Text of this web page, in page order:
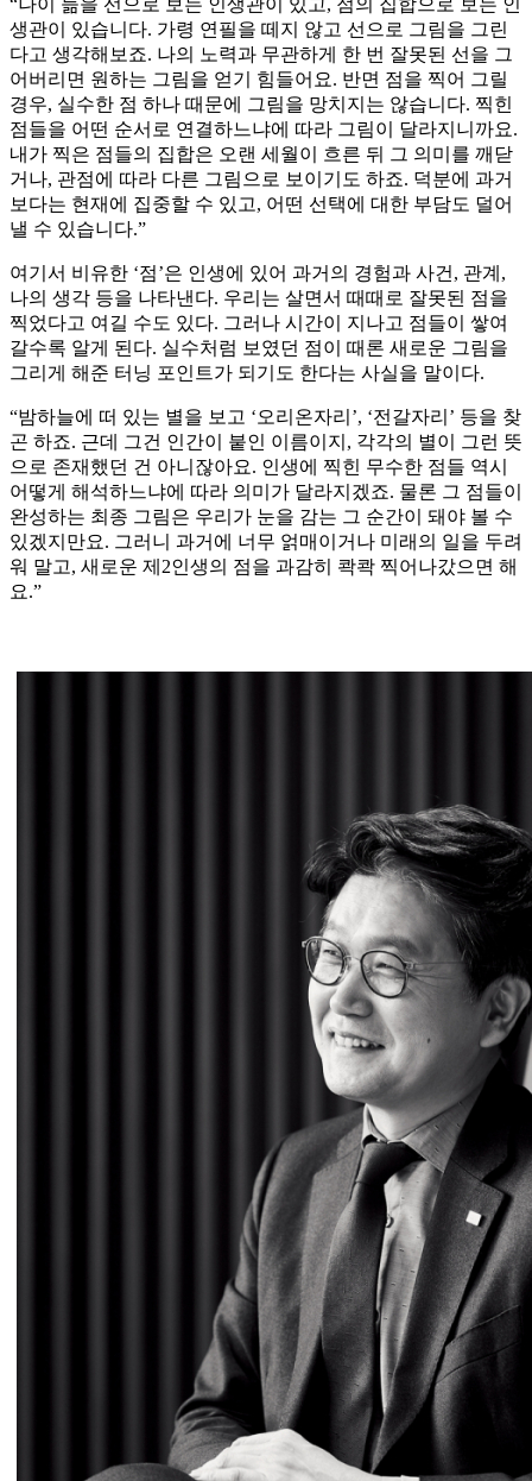
“나이 듦을 선으로 보는 인생관이 있고, 점의 집합으로 보는 인
생관이 있습니다. 가령 연필을 떼지 않고 선으로 그림을 그린
다고 생각해보죠. 나의 노력과 무관하게 한 번 잘못된 선을 그
어버리면 원하는 그림을 얻기 힘들어요. 반면 점을 찍어 그릴
경우, 실수한 점 하나 때문에 그림을 망치지는 않습니다. 찍힌
점들을 어떤 순서로 연결하느냐에 따라 그림이 달라지니까요.
내가 찍은 점들의 집합은 오랜 세월이 흐른 뒤 그 의미를 깨닫
거나, 관점에 따라 다른 그림으로 보이기도 하죠. 덕분에 과거
보다는 현재에 집중할 수 있고, 어떤 선택에 대한 부담도 덜어
낼 수 있습니다.”
여기서 비유한 ‘점’은 인생에 있어 과거의 경험과 사건, 관계,
나의 생각 등을 나타낸다. 우리는 살면서 때때로 잘못된 점을
찍었다고 여길 수도 있다. 그러나 시간이 지나고 점들이 쌓여
갈수록 알게 된다. 실수처럼 보였던 점이 때론 새로운 그림을
그리게 해준 터닝 포인트가 되기도 한다는 사실을 말이다.
“밤하늘에 떠 있는 별을 보고 ‘오리온자리’, ‘전갈자리’ 등을 찾
곤 하죠. 근데 그건 인간이 붙인 이름이지, 각각의 별이 그런 뜻
으로 존재했던 건 아니잖아요. 인생에 찍힌 무수한 점들 역시
어떻게 해석하느냐에 따라 의미가 달라지겠죠. 물론 그 점들이
완성하는 최종 그림은 우리가 눈을 감는 그 순간이 돼야 볼 수
있겠지만요. 그러니 과거에 너무 얽매이거나 미래의 일을 두려
워 말고, 새로운 제2인생의 점을 과감히 콱콱 찍어나갔으면 해
요.”